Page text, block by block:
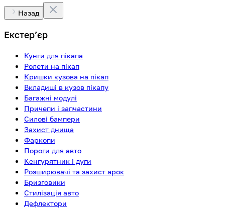
Назад
Екстерʼєр
Кунги для пікапа
Ролети на пікап
Кришки кузова на пікап
Вкладиші в кузов пікапу
Багажні модулі
Причепи і запчастини
Силові бампери
Захист днища
Фаркопи
Пороги для авто
Кенгурятник і дуги
Розширювачі та захист арок
Бризговики
Стилізація авто
Дефлектори